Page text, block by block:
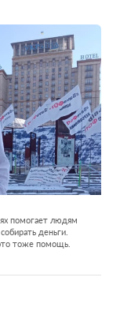
помогает людям
деньги.
тоже помощь.